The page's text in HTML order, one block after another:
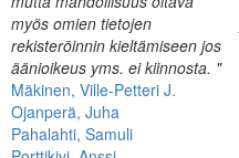
myös omien tietojen
rekisteröinnin kieltämiseen jos
äänioikeus yms. ei kiinnosta. "
Mäkinen, Ville-Petteri J.
Ojanperä, Juha
Pahalahti, Samuli